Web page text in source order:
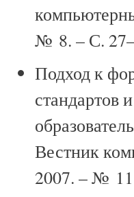
№ 8. – С.
Подход к
стандартов
Вестник
2007. – №